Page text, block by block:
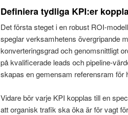
Definiera tydliga KPI:er
Det första steget i en robust ROI-
speglar verksamhetens övergripande
konverteringsgrad och genomsnittligt
på kvalificerade leads och pipeline-
skapas en gemensam referensram för
Vidare bör varje KPI kopplas till en
att organisk trafik ska öka är för vagt